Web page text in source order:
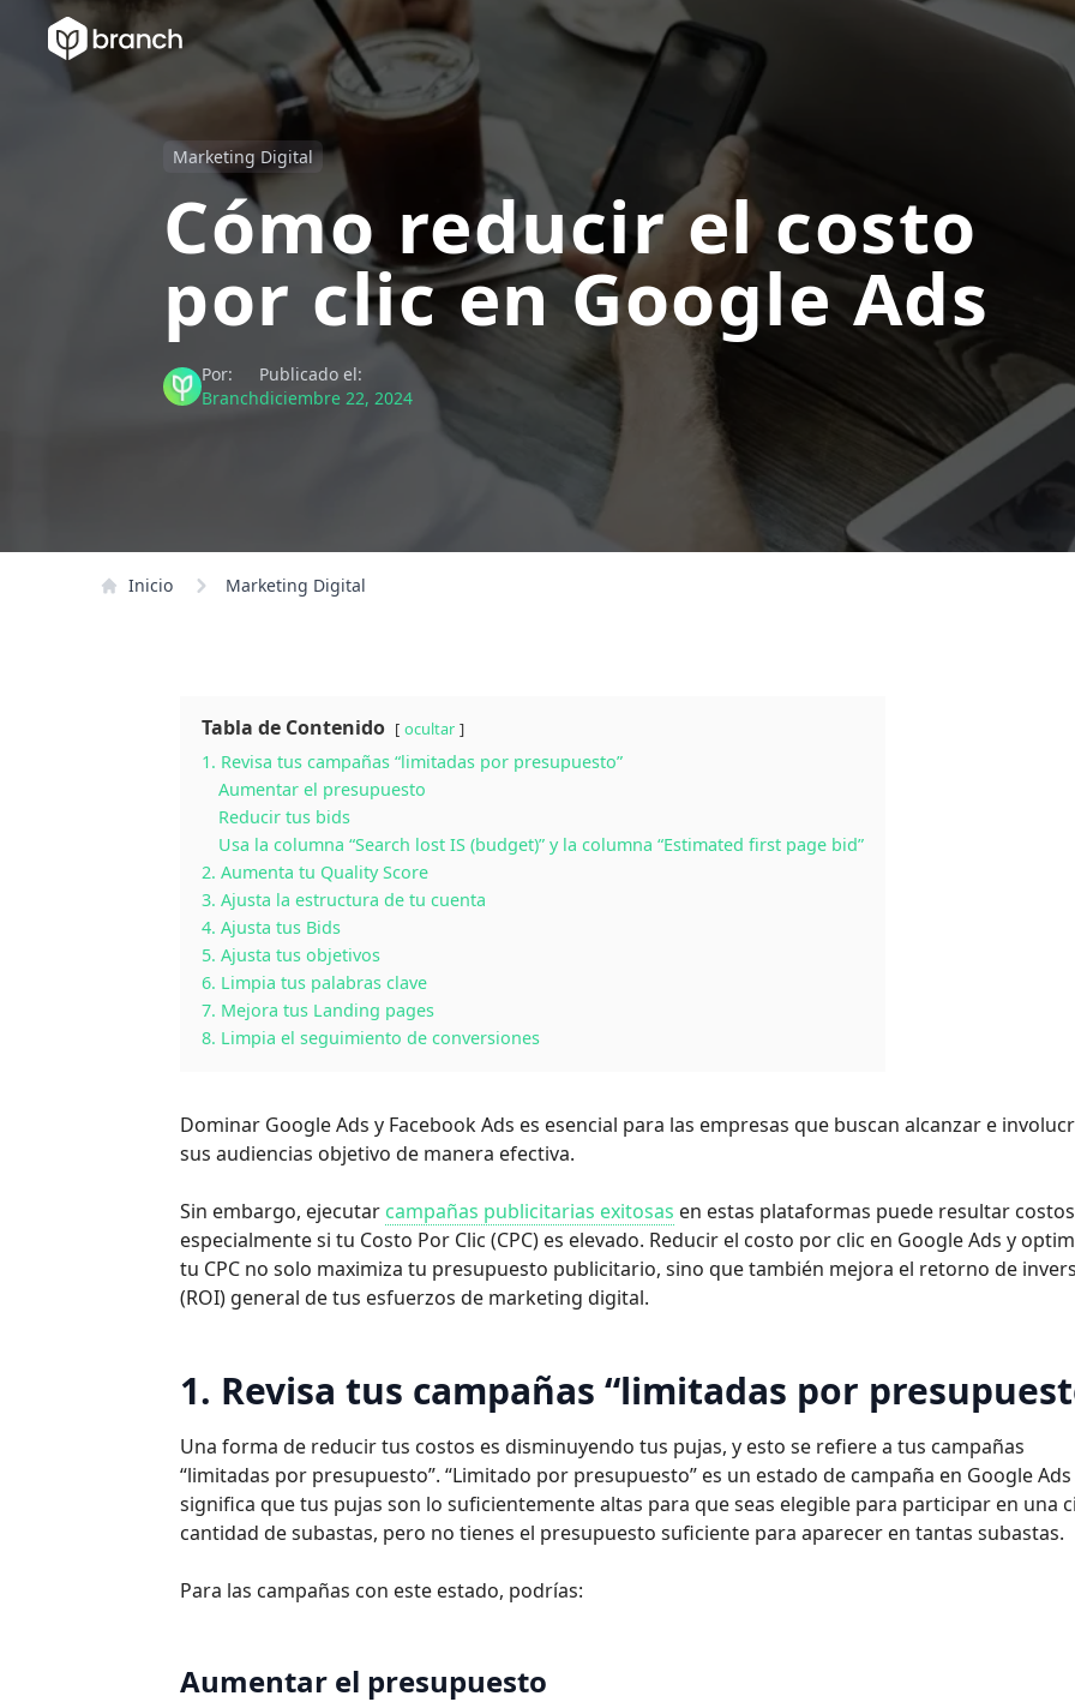
Marketing Digital
Cómo reducir el costo
por clic en Google Ads
Por:
Branch
Publicado el:
diciembre 22, 2024
Inicio Marketing Digital
Tabla de Contenido ocultar
1. Revisa tus campañas “limitadas por presupuesto”
Aumentar el presupuesto
Reducir tus bids
Usa la columna “Search lost IS (budget)” y la columna “Estimated first page bid”
2. Aumenta tu Quality Score
3. Ajusta la estructura de tu cuenta
4. Ajusta tus Bids
5. Ajusta tus objetivos
6. Limpia tus palabras clave
7. Mejora tus Landing pages
8. Limpia el seguimiento de conversiones
Dominar Google Ads y Facebook Ads es esencial para las empresas que buscan alcanzar e
sus audiencias objetivo de manera efectiva.
Sin embargo, ejecutar campañas publicitarias exitosas en estas plataformas puede resultar
especialmente si tu Costo Por Clic (CPC) es elevado. Reducir el costo por clic en Google Ads y
tu CPC no solo maximiza tu presupuesto publicitario, sino que también mejora el retorno de
(ROI) general de tus esfuerzos de marketing digital.
1. Revisa tus campañas “limitadas por
Una forma de reducir tus costos es disminuyendo tus pujas, y esto se refiere a tus campañas
“limitadas por presupuesto”. “Limitado por presupuesto” es un estado de campaña en Google
significa que tus pujas son lo suficientemente altas para que seas elegible para participar en una
cantidad de subastas, pero no tienes el presupuesto suficiente para aparecer en tantas subastas.
Para las campañas con este estado, podrías:
Aumentar el presupuesto